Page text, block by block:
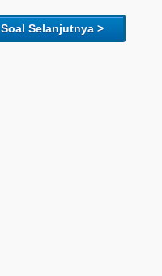
Soal Selanjutnya >